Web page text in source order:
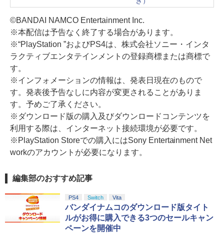
©BANDAI NAMCO Entertainment Inc.
※本配信は予告なく終了する場合があります。
※“PlayStation ”およびPS4は、株式会社ソニー・インタ
ラクティブエンタテインメントの登録商標または商標で
す。
※インフォメーションの情報は、発表日現在のもので
す。発表後予告なしに内容が変更されることがありま
す。予めご了承ください。
※ダウンロード版の購入及びダウンロードコンテンツを
利用する際は、インターネット接続環境が必要です。
※PlayStation Storeでの購入にはSony Entertainment Net
workのアカウントが必要になります。
編集部のおすすめ記事
PS4 Switch Vita
バンダイナムコのダウンロード版タイト
ルがお得に購入できる3つのセールキャン
ペーンを開催中